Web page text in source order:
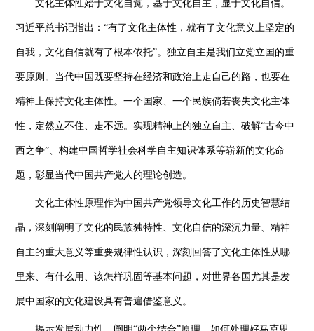
文化主体性始于文化自觉，基于文化自主，显于文化自信。
习近平总书记指出：“有了文化主体性，就有了文化意义上坚定的
自我，文化自信就有了根本依托”。独立自主是我们立党立国的重
要原则。当代中国既要坚持在经济和政治上走自己的路，也要在
精神上保持文化主体性。一个国家、一个民族倘若丧失文化主体
性，定然立不住、走不远。实现精神上的独立自主、破解“古今中
西之争”、构建中国哲学社会科学自主知识体系等崭新的文化命
题，彰显当代中国共产党人的理论创造。
文化主体性原理作为中国共产党领导文化工作的历史智慧结
晶，深刻阐明了文化的民族独特性、文化自信的深沉力量、精神
自主的重大意义等重要规律性认识，深刻回答了文化主体性从哪
里来、有什么用、该怎样巩固等基本问题，对世界各国尤其是发
展中国家的文化建设具有普遍借鉴意义。